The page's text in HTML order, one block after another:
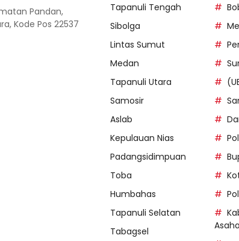
Pandan,
Kode Pos 22537
Tapanuli Tengah
Sibolga
Lintas Sumut
Medan
Tapanuli Utara
Samosir
Aslab
Kepulauan Nias
Padangsidimpuan
Toba
Humbahas
Tapanuli Selatan
Tabagsel